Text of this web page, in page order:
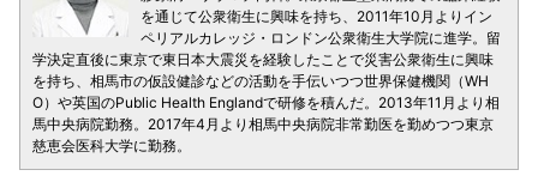
を通じて公衆衛生に興味を持ち、2011年10月よりイン
ペリアルカレッジ・ロンドン公衆衛生大学院に進学。留
学決定直後に東京で東日本大震災を経験したことで災害公衆衛生に興味
を持ち、相馬市の仮設健診などの活動を手伝いつつ世界保健機関（WH
O）や英国のPublic Health Englandで研修を積んだ。2013年11月より相
馬中央病院勤務。2017年4月より相馬中央病院非常勤医を勤めつつ東京
慈恵会医科大学に勤務。